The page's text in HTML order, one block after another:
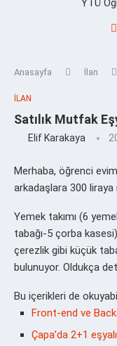
YTÜ
Anasayfa İlan
İLAN
Satılık Mutfak
Elif Karakaya
Merhaba, öğrenci
arkadaşlara 300
Yemek takımı (6
tabağı-5 çorba
çerezlik gibi küçük
bulunuyor. Oldukça
Bu içerikleri de
Front-end ve
Çapa’da 2+1